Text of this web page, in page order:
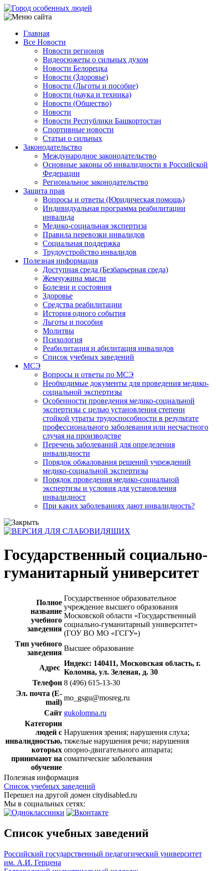
Перейти
к
содержанию
Main
navigation
Главная
Все Новости
Новости регионов
Видеосюжеты о сильных духом
Новости Белорецка
Новости (Здоровье)
Новости (Льготы и пособие)
Новости (наука и техника)
Новости (Общество)
Новости
Новости Республики Башкортостан
Спортивные новости
Статьи о сильных
Законодательство
Международное законодательство
Основные законы об инвалидности в Российской
Федерации
Региональное законодательство
Защита прав
Вопросы и ответы (Юридическая помощь)
Индивидуальная программа реабилитации
инвалида
Медико-социальная экспертиза
Правила перевозки инвалидов
Социальная поддержка
Трудоустройство инвалидов
Полезная информация
Доступная среда (Безбарьерная среда)
Жемчужина мысли
Болезни и состояния
Здоровье
Средства реабилитации
История одного события
Льготы и пособия
Молитвы
Психология
Реабилитация и абилитация инвалидов
Список учебных заведений
МСЭ
Вопросы и ответы по МСЭ
Необходимые документы для проведения медико-
социальной экспертизы
Особенности проведения медико-социальной
экспертизы с целью установления степени
стойкой утраты трудоспособности в результате
профессионального заболевания или несчастного
случая на производстве
Перечень заболеваний для определения
инвалидности
Порядок обжалования решений учреждений
медико-социальной экспертизы
Порядок проведения медико-социальной
экспертизы и условия для установления
инвалидност
При каких заболеваниях дают инвалидность?
Государственный социально-
гуманитарный университет
Полное
название
учебного
заведения
Государственное образовательное
учреждение высшего образования
Московской области «Государственный
социально-гуманитарный университет»
(ГОУ ВО МО «ГСГУ»)
Тип учебного
заведения
Высшее образование
Адрес
Индекс: 140411, Московская область, г.
Коломна, ул. Зеленая, д. 30
Телефон 8 (496) 615-13-30
Эл. почта (E-
mail)
mo_gsgu@mosreg.ru
Сайт gukolomna.ru
Категории
людей с
инвалидностью,
которых
принимают на
обучение
Нарушения зрения; нарушения слуха;
тяжелые нарушения речи; нарушения
опорно-двигательного аппарата;
соматические заболевания
Полезная информация
Список учебных заведений
Перешел на другой домен citydisabled.ru
Мы в социальных сетях:
Список учебных заведений
Российский государственный педагогический университет
им. А.И. Герцена